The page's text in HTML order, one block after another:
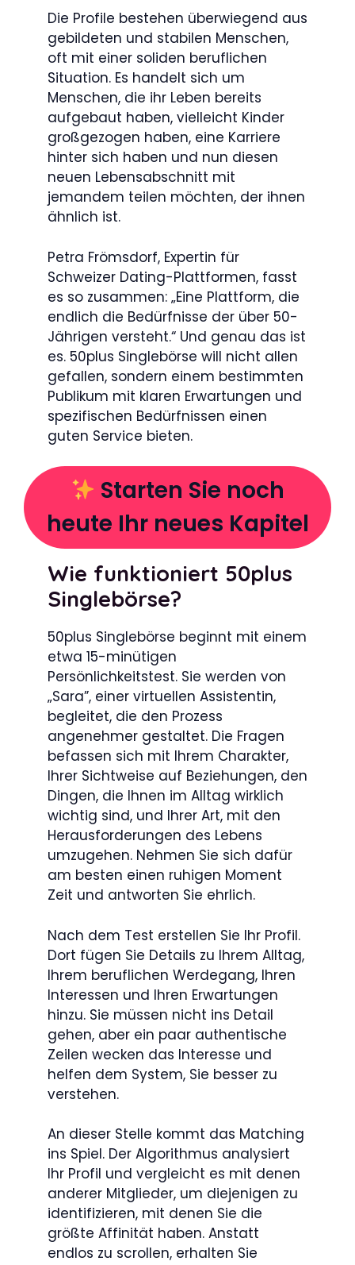
Die Profile bestehen überwiegend aus
gebildeten und stabilen Menschen,
oft mit einer soliden beruflichen
Situation. Es handelt sich um
Menschen, die ihr Leben bereits
aufgebaut haben, vielleicht Kinder
großgezogen haben, eine Karriere
hinter sich haben und nun diesen
neuen Lebensabschnitt mit
jemandem teilen möchten, der ihnen
ähnlich ist.
Petra Frömsdorf, Expertin für
Schweizer Dating-Plattformen, fasst
es so zusammen: „Eine Plattform, die
endlich die Bedürfnisse der über 50-
Jährigen versteht.“ Und genau das ist
es. 50plus Singlebörse will nicht allen
gefallen, sondern einem bestimmten
Publikum mit klaren Erwartungen und
spezifischen Bedürfnissen einen
guten Service bieten.
Starten Sie noch
heute Ihr neues Kapitel
Wie funktioniert 50plus
Singlebörse?
50plus Singlebörse beginnt mit einem
etwa 15-minütigen
Persönlichkeitstest. Sie werden von
„Sara”, einer virtuellen Assistentin,
begleitet, die den Prozess
angenehmer gestaltet. Die Fragen
befassen sich mit Ihrem Charakter,
Ihrer Sichtweise auf Beziehungen, den
Dingen, die Ihnen im Alltag wirklich
wichtig sind, und Ihrer Art, mit den
Herausforderungen des Lebens
umzugehen. Nehmen Sie sich dafür
am besten einen ruhigen Moment
Zeit und antworten Sie ehrlich.
Nach dem Test erstellen Sie Ihr Profil.
Dort fügen Sie Details zu Ihrem Alltag,
Ihrem beruflichen Werdegang, Ihren
Interessen und Ihren Erwartungen
hinzu. Sie müssen nicht ins Detail
gehen, aber ein paar authentische
Zeilen wecken das Interesse und
helfen dem System, Sie besser zu
verstehen.
An dieser Stelle kommt das Matching
ins Spiel. Der Algorithmus analysiert
Ihr Profil und vergleicht es mit denen
anderer Mitglieder, um diejenigen zu
identifizieren, mit denen Sie die
größte Affinität haben. Anstatt
endlos zu scrollen, erhalten Sie